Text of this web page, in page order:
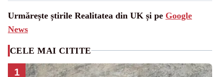
Urmărește știrile Realitatea din UK și pe Google
News
CELE MAI CITITE
1